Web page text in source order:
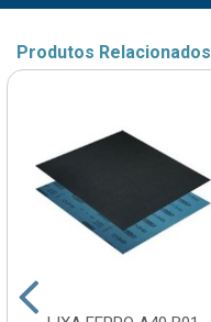
Produtos Relacionados